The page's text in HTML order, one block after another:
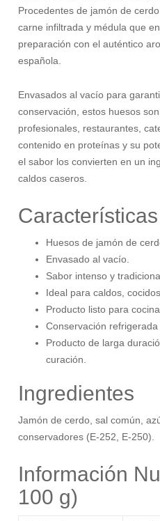
Procedentes de jamón de
carne infiltrada y médula que
preparación con el auténtico
española.
Envasados al vacío para
conservación, estos huesos
profesionales, restaurantes,
contenido en proteínas y su
el sabor los convierten en un
caldos caseros.
Características
Huesos de jamón de
Envasado al vacío.
Sabor intenso y
Ideal para caldos,
Producto listo para
Conservación refrigerada
Producto de larga
curación.
Ingredientes
Jamón de cerdo, sal común,
conservadores (E-252, E-250).
Información
100 g)